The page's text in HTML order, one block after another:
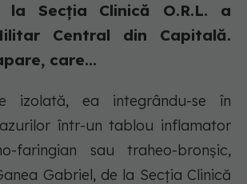
la Secția Clinică O.R.L. a
Central din Capitală.
care...
izolată, ea integrându-se în
într-un tablou inflamator
faringian sau traheo-bronșic,
Gabriel, de la Secția Clinică